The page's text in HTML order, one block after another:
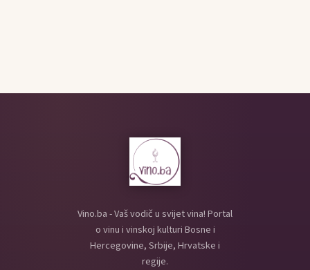
Vino.ba - Vaš vodič u svijet vina! Portal
o vinu i vinskoj kulturi Bosne i
Hercegovine, Srbije, Hrvatske i
regije.